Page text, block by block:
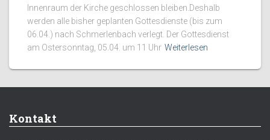
Innenraum der Kirche geschlossen bleiben.Deshalb
werden alle bisher geplanten Gottesdienste (bis zum
06.04.) nach Schmerlenbach verlegt. Der Gottesdienst
am Ostersonntag, 05.04. um 11 Uhr Weiterlesen
Kontakt